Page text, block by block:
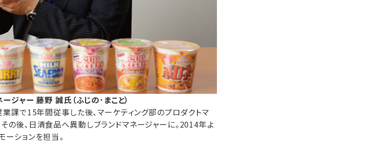
ジャー 藤野 誠氏（ふじの･まこと）
課で15年間従事した後、マーケティング部のプロダクトマ
の後、日清食品へ異動しブランドマネージャーに。2014年よ
ーションを担当。